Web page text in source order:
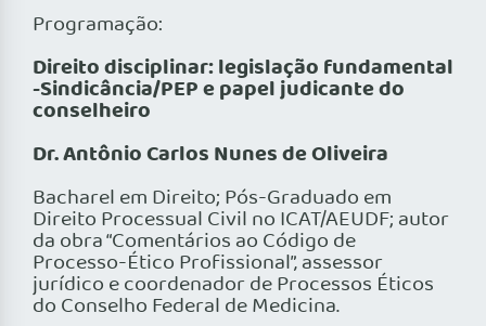
Programação:
Direito disciplinar: legislação fundamental
-Sindicância/PEP e papel judicante do
conselheiro
Dr. Antônio Carlos Nunes de Oliveira
Bacharel em Direito; Pós-Graduado em
Direito Processual Civil no ICAT/AEUDF; autor
da obra “Comentários ao Código de
Processo-Ético Profissional”, assessor
jurídico e coordenador de Processos Éticos
do Conselho Federal de Medicina.